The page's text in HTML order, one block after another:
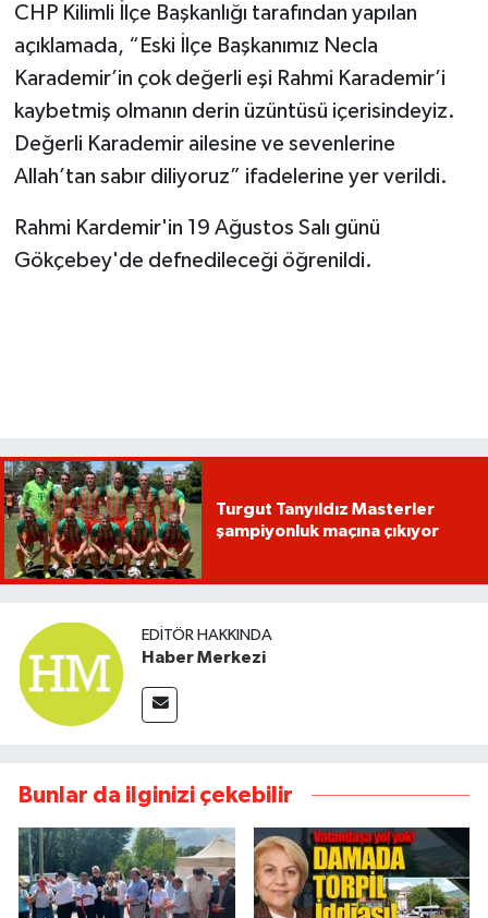
CHP Kilimli İlçe Başkanlığı tarafından yapılan
açıklamada, “Eski İlçe Başkanımız Necla
Karademir’in çok değerli eşi Rahmi Karademir’i
kaybetmiş olmanın derin üzüntüsü içerisindeyiz.
Değerli Karademir ailesine ve sevenlerine
Allah’tan sabır diliyoruz” ifadelerine yer verildi.
Rahmi Kardemir'in 19 Ağustos Salı günü
Gökçebey'de defnedileceği öğrenildi.
Turgut Tanyıldız Masterler
şampiyonluk maçına çıkıyor
EDITÖR HAKKINDA
Haber Merkezi
Bunlar da ilginizi çekebilir